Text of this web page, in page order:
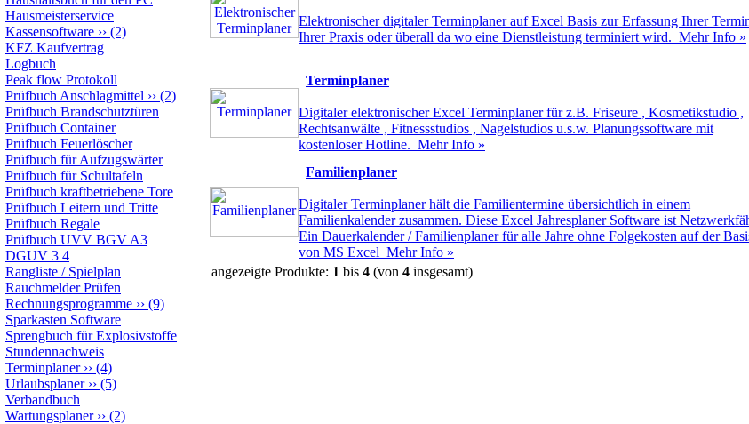
Hausmeisterservice
Kassensoftware ›› (2)
KFZ Kaufvertrag
Logbuch
Peak flow Protokoll
Prüfbuch Anschlagmittel ›› (2)
Prüfbuch Brandschutztüren
Prüfbuch Container
Prüfbuch Feuerlöscher
Prüfbuch für Aufzugswärter
Prüfbuch für Schultafeln
Prüfbuch kraftbetriebene Tore
Prüfbuch Leitern und Tritte
Prüfbuch Regale
Prüfbuch UVV BGV A3
DGUV 3 4
Rangliste / Spielplan
Rauchmelder Prüfen
Rechnungsprogramme ›› (9)
Sparkasten Software
Sprengbuch für Explosivstoffe
Stundennachweis
Terminplaner›› (4)
Urlaubsplaner›› (5)
Verbandbuch
Wartungsplaner›› (2)
Elektronischer digitaler Terminplaner auf Excel Basis zur Erfassung Ihrer
Ihrer Praxis oder überall da wo eine Dienstleistung terminiert wird. Mehr Info »
Terminplaner
Digitaler elektronischer Excel Terminplaner für z.B. Friseure , Kosmetikstudio ,
Rechtsanwälte , Fitnessstudios , Nagelstudios u.s.w. Planungssoftware mit
kostenloser Hotline. Mehr Info »
Familienplaner
Digitaler Terminplaner hält die Familientermine übersichtlich in einem
Familienkalender zusammen. Diese Excel Jahresplaner Software ist
Ein Dauerkalender / Familienplaner für alle Jahre ohne Folgekosten auf der
von MS Excel Mehr Info »
angezeigte Produkte: 1 bis 4 (von 4 insgesamt)